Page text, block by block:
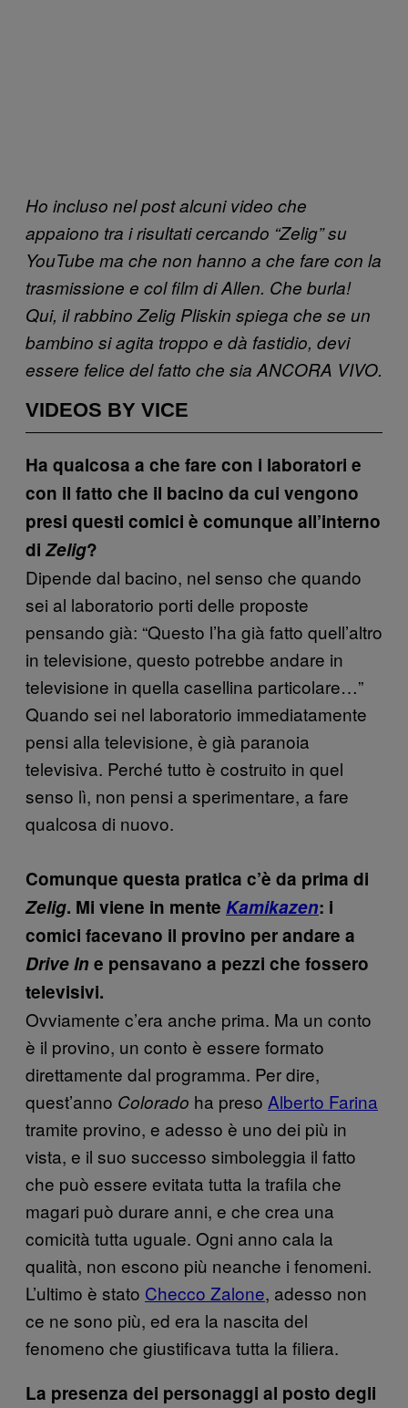
Ho incluso nel post alcuni video che
appaiono tra i risultati cercando “Zelig” su
YouTube ma che non hanno a che fare con la
trasmissione e col film di Allen. Che burla!
Qui, il rabbino Zelig Pliskin spiega che se un
bambino si agita troppo e dà fastidio, devi
essere felice del fatto che sia ANCORA VIVO.
VIDEOS BY VICE
Ha qualcosa a che fare con i laboratori e
con il fatto che il bacino da cui vengono
presi questi comici è comunque all’interno
di Zelig?
Dipende dal bacino, nel senso che quando
sei al laboratorio porti delle proposte
pensando già: “Questo l’ha già fatto quell’altro
in televisione, questo potrebbe andare in
televisione in quella casellina particolare…”
Quando sei nel laboratorio immediatamente
pensi alla televisione, è già paranoia
televisiva. Perché tutto è costruito in quel
senso lì, non pensi a sperimentare, a fare
qualcosa di nuovo.
Comunque questa pratica c’è da prima di
Zelig. Mi viene in mente Kamikazen: i
comici facevano il provino per andare a
Drive In e pensavano a pezzi che fossero
televisivi.
Ovviamente c’era anche prima. Ma un conto
è il provino, un conto è essere formato
direttamente dal programma. Per dire,
quest’anno Colorado ha preso Alberto Farina
tramite provino, e adesso è uno dei più in
vista, e il suo successo simboleggia il fatto
che può essere evitata tutta la trafila che
magari può durare anni, e che crea una
comicità tutta uguale. Ogni anno cala la
qualità, non escono più neanche i fenomeni.
L’ultimo è stato Checco Zalone, adesso non
ce ne sono più, ed era la nascita del
fenomeno che giustificava tutta la filiera.
La presenza dei personaggi al posto degli